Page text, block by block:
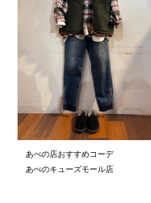
あべの店おすすめコーデ
あべのキューズモール店